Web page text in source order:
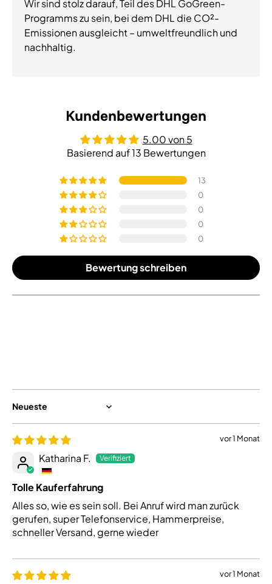
Wir sind stolz darauf, Teil des DHL GoGreen-
Programms zu sein, bei dem DHL die CO²-
Emissionen ausgleicht – umweltfreundlich und
nachhaltig.
Kundenbewertungen
5.00 von 5
Basierend auf 13 Bewertungen
13
0
0
0
0
Bewertung schreiben
Sort by
vor 1 Monat
Katharina F.
Tolle Kauferfahrung
Alles so, wie es sein soll. Bei Anruf wird man zurück
gerufen, super Telefonservice, Hammerpreise,
schneller Versand, gerne wieder
vor 1 Monat